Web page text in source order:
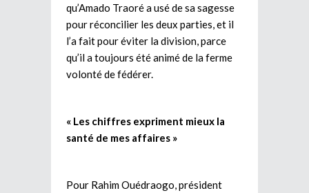
qu’Amado Traoré a usé de sa sagesse
pour réconcilier les deux parties, et il
l’a fait pour éviter la division, parce
qu’il a toujours été animé de la ferme
volonté de fédérer.
« Les chiffres expriment mieux la
santé de mes affaires »
Pour Rahim Ouédraogo, président